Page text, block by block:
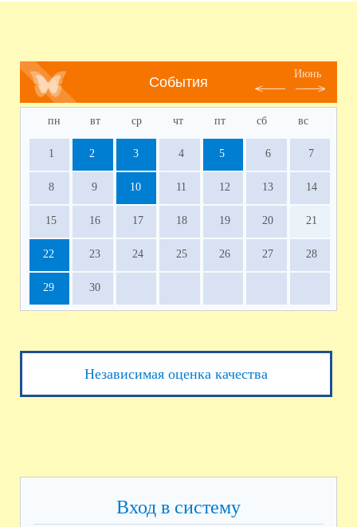
События
Июнь
пн вт ср чт пт сб вс
1 2 3 4 5 6 7
8 9 10 11 12 13 14
15 16 17 18 19 20 21
22 23 24 25 26 27 28
29 30
Независимая оценка качества
Вход в систему